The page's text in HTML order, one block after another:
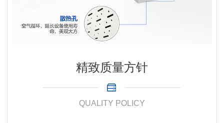
精致质量方针
QUALITY POLICY